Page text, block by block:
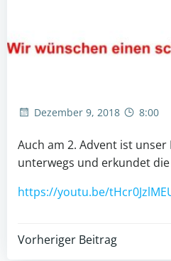
Dezember 9, 2018 8:00
Auch am 2. Advent ist
unterwegs und erkundet
https://youtu.be/
Post
Vorheriger Beitrag